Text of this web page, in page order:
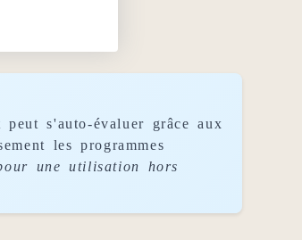
s'auto-évaluer grâce aux
les programmes
une utilisation hors